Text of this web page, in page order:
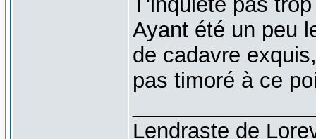
Ayant été un peu
de cadavre
pas timoré à ce
Lendraste de